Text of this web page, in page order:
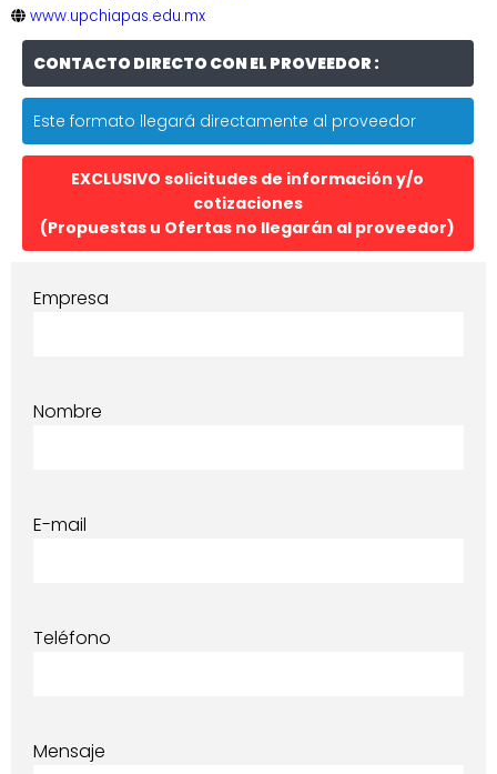
www.upchiapas.edu.mx
CONTACTO DIRECTO CON EL PROVEEDOR :
Este formato llegará directamente al proveedor
EXCLUSIVO solicitudes de información y/o
cotizaciones
(Propuestas u Ofertas no llegarán al proveedor)
Empresa
Nombre
E-mail
Teléfono
Mensaje